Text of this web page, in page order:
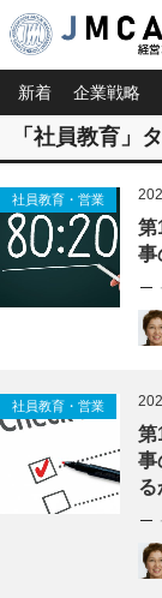
新着 企業戦略
「社員教育」
社員教育・営業
第
事
社員教育・営業
第
事
る